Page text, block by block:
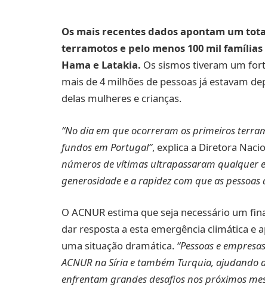
Os mais recentes dados apontam um
terramotos e pelo menos 100 mil
Hama e Latakia. Os sismos tiveram um
mais de 4 milhões de pessoas já estavam
delas mulheres e crianças.
“No dia em que ocorreram os primeiros
fundos em Portugal”, explica a Diretora
números de vítimas ultrapassaram qualquer
generosidade e a rapidez com que as pessoas
O ACNUR estima que seja necessário um
dar resposta a esta emergência climática e
uma situação dramática. “Pessoas e
ACNUR na Síria e também Turquia, ajudando
enfrentam grandes desafios nos próximos